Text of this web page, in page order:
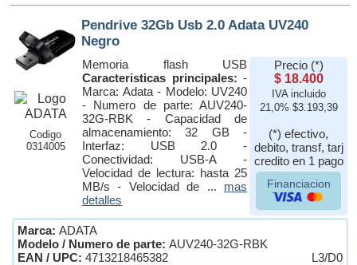
Codigo
0314005
Pendrive 32Gb Usb 2.0 Adata UV240
Negro
Memoria flash USB
Caracteristicas principales: -
Marca: Adata - Modelo: UV240
- Numero de parte: AUV240-
32G-RBK - Capacidad de
almacenamiento: 32 GB -
Interfaz: USB 2.0 -
Conectividad: USB-A -
Velocidad de lectura: hasta 25
MB/s - Velocidad de ... mas
detalles
Precio (*)
$ 18.400
IVA incluido
21,0% $3.193,39
(*) efectivo,
debito, transf, tarj
credito en 1 pago
Financiacion
Marca: ADATA
Modelo / Numero de parte: AUV240-32G-RBK
EAN / UPC: 4713218465382 L3/D0